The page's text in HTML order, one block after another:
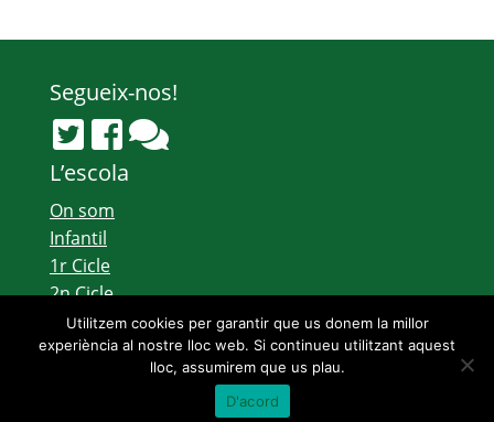
Segueix-nos!
L’escola
On som
Infantil
1r Cicle
2n Cicle
Biblioteca
©2026 Govern de les Illes Balears |
WordPress
Utilitzem cookies per garantir que us donem la millor
experiència al nostre lloc web. Si continueu utilitzant aquest
lloc, assumirem que us plau.
D'acord